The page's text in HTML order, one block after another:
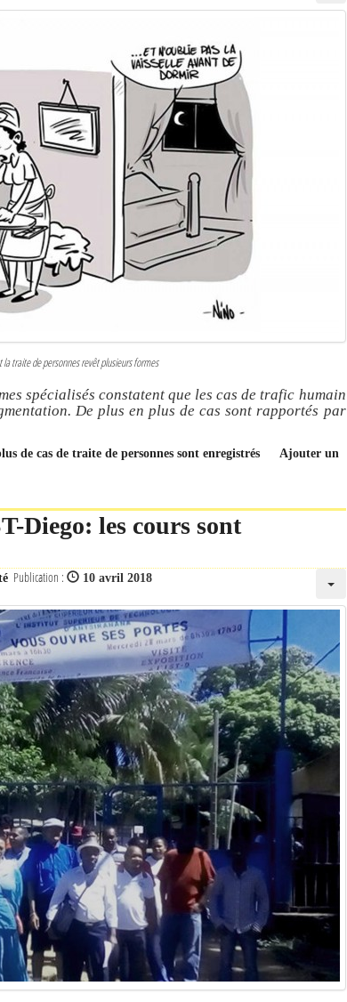
la traite de personnes revêt plusieurs formes
spécialisés constatent que les cas de trafic humain
De plus en plus de cas sont rapportés par
de cas de traite de personnes sont enregistrés
Ajouter un
Diego: les cours sont
Publication : 10 avril 2018